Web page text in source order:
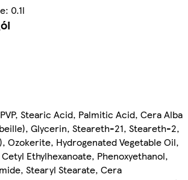
0.1l
Stearic Acid, Palmitic Acid, Cera Alba
Glycerin, Steareth-21, Steareth-2,
Ozokerite, Hydrogenated Vegetable Oil,
Ethylhexanoate, Phenoxyethanol,
Stearyl Stearate, Cera